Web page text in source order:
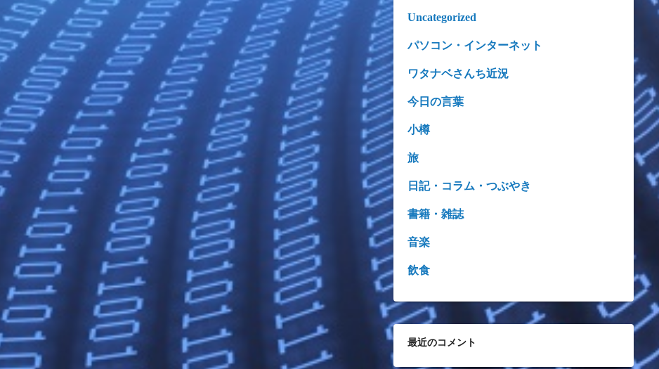
Uncategorized
パソコン・インターネット
ワタナベさんち近況
今日の言葉
小樽
旅
日記・コラム・つぶやき
書籍・雑誌
音楽
飲食
最近のコメント